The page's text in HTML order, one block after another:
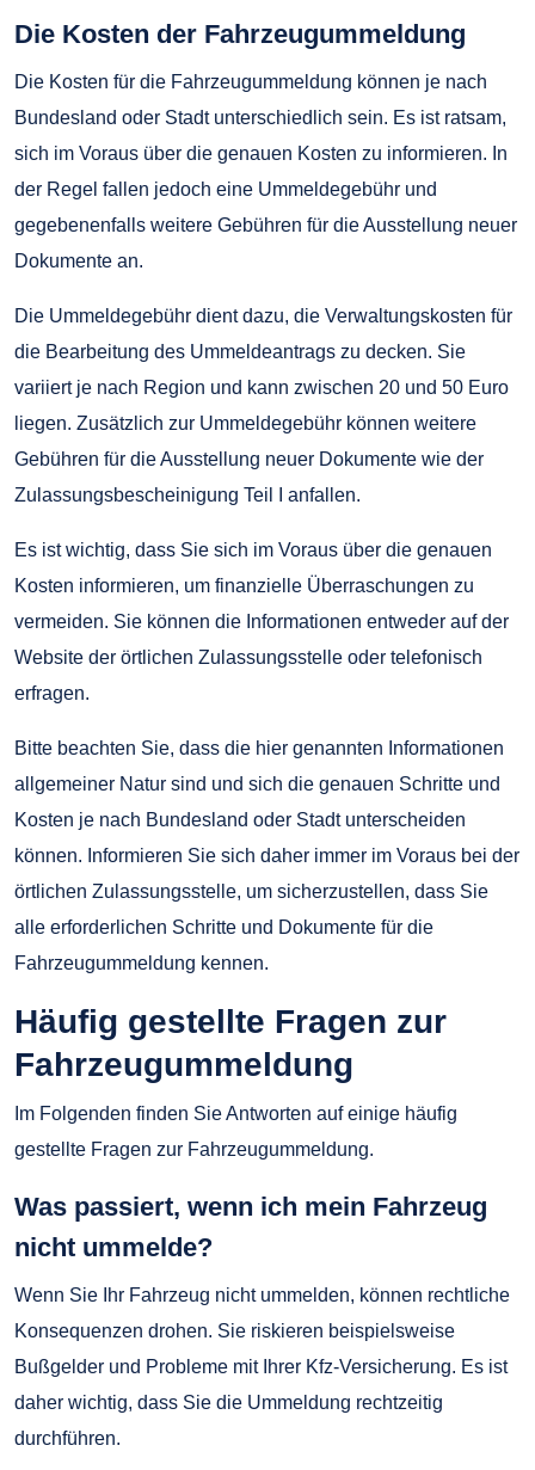
Die Kosten der Fahrzeugummeldung
Die Kosten für die Fahrzeugummeldung können je nach
Bundesland oder Stadt unterschiedlich sein. Es ist ratsam,
sich im Voraus über die genauen Kosten zu informieren. In
der Regel fallen jedoch eine Ummeldegebühr und
gegebenenfalls weitere Gebühren für die Ausstellung neuer
Dokumente an.
Die Ummeldegebühr dient dazu, die Verwaltungskosten für
die Bearbeitung des Ummeldeantrags zu decken. Sie
variiert je nach Region und kann zwischen 20 und 50 Euro
liegen. Zusätzlich zur Ummeldegebühr können weitere
Gebühren für die Ausstellung neuer Dokumente wie der
Zulassungsbescheinigung Teil I anfallen.
Es ist wichtig, dass Sie sich im Voraus über die genauen
Kosten informieren, um finanzielle Überraschungen zu
vermeiden. Sie können die Informationen entweder auf der
Website der örtlichen Zulassungsstelle oder telefonisch
erfragen.
Bitte beachten Sie, dass die hier genannten Informationen
allgemeiner Natur sind und sich die genauen Schritte und
Kosten je nach Bundesland oder Stadt unterscheiden
können. Informieren Sie sich daher immer im Voraus bei der
örtlichen Zulassungsstelle, um sicherzustellen, dass Sie
alle erforderlichen Schritte und Dokumente für die
Fahrzeugummeldung kennen.
Häufig gestellte Fragen zur
Fahrzeugummeldung
Im Folgenden finden Sie Antworten auf einige häufig
gestellte Fragen zur Fahrzeugummeldung.
Was passiert, wenn ich mein Fahrzeug
nicht ummelde?
Wenn Sie Ihr Fahrzeug nicht ummelden, können rechtliche
Konsequenzen drohen. Sie riskieren beispielsweise
Bußgelder und Probleme mit Ihrer Kfz-Versicherung. Es ist
daher wichtig, dass Sie die Ummeldung rechtzeitig
durchführen.